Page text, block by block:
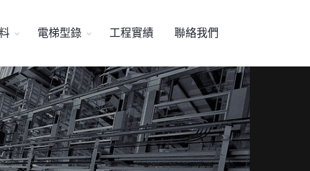
電梯型錄 工程實績 聯絡我們